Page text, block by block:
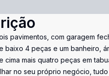
pavimentos, com garagem
baixo 4 peças e um banheiro,
cima mais quatro peças em
no seu próprio negócio,